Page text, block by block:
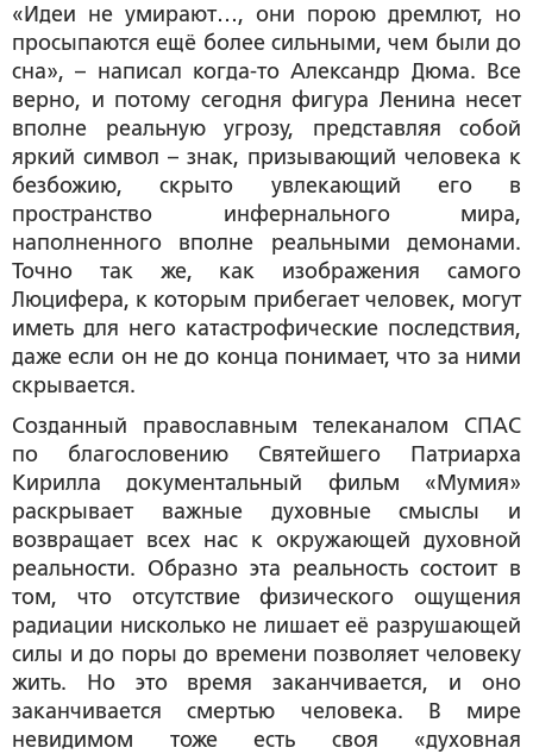
«Идеи не умирают…, они порою дремлют, но
просыпаются ещё более сильными, чем были до
сна», – написал когда-то Александр Дюма. Все
верно, и потому сегодня фигура Ленина несет
вполне реальную угрозу, представляя собой
яркий символ – знак, призывающий человека к
безбожию, скрыто увлекающий его в
пространство инфернального мира,
наполненного вполне реальными демонами.
Точно так же, как изображения самого
Люцифера, к которым прибегает человек, могут
иметь для него катастрофические последствия,
даже если он не до конца понимает, что за ними
скрывается.
Созданный православным телеканалом СПАС
по благословению Святейшего Патриарха
Кирилла документальный фильм «Мумия»
раскрывает важные духовные смыслы и
возвращает всех нас к окружающей духовной
реальности. Образно эта реальность состоит в
том, что отсутствие физического ощущения
радиации нисколько не лишает её разрушающей
силы и до поры до времени позволяет человеку
жить. Но это время заканчивается, и оно
заканчивается смертью человека. В мире
невидимом тоже есть своя «духовная